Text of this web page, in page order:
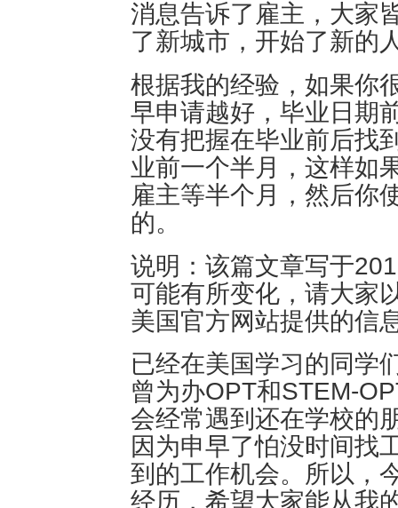
消息告诉了雇主，大家
了新城市，开始了新的
根据我的经验，如果你
早申请越好，毕业日期
没有把握在毕业前后找
业前一个半月，这样如
雇主等半个月，然后你
的。
说明：该篇文章写于
可能有所变化，请大家
美国官方网站提供的信
已经在美国学习的同学
曾为办OPT和STEM-
会经常遇到还在学校的
因为申早了怕没时间找
到的工作机会。所以，
经历，希望大家能从我